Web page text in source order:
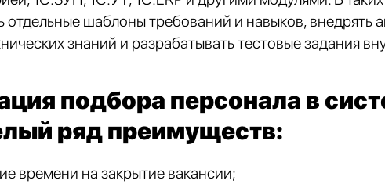
отдельные шаблоны требований и навыков, внедрять
знаний и разрабатывать тестовые задания
подбора персонала в
ряд преимуществ:
времени на закрытие вакансии;